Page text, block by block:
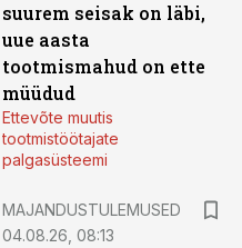
suurem seisak on läbi,
uue aasta
tootmismahud on ette
müüdud
Ettevõte muutis
tootmistöötajate
palgasüsteemi
MAJANDUSTULEMUSED
04.08.26, 08:13